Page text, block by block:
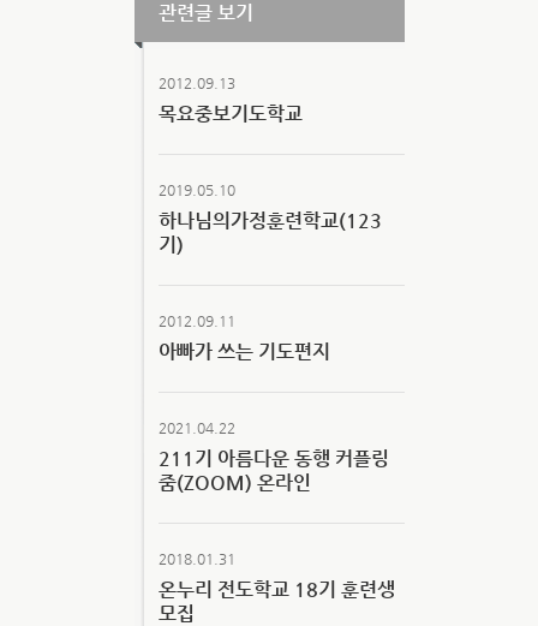
관련글 보기
2012.09.13
목요중보기도학교
2019.05.10
하나님의가정훈련학교(123
기)
2012.09.11
아빠가 쓰는 기도편지
2021.04.22
211기 아름다운 동행 커플링
줌(ZOOM) 온라인
2018.01.31
온누리 전도학교 18기 훈련생
모집